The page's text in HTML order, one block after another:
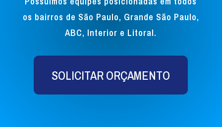
os bairros de São Paulo, Grande São Paulo,
ABC, Interior e Litoral.
SOLICITAR ORÇAMENTO